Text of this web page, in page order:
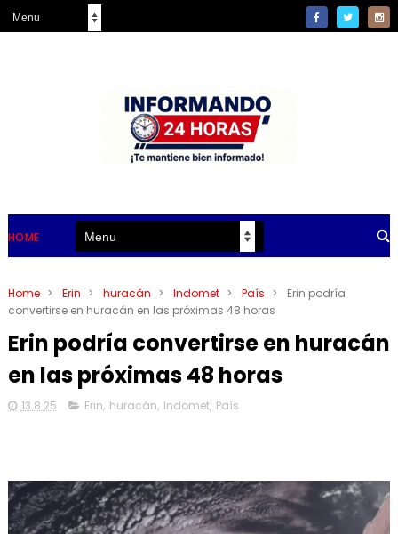
HOME
Home > Erin > huracán > Indomet > País >
Erin podría
convertirse en huracán en las próximas 48 horas
Erin podría convertirse en huracán
en las próximas 48 horas
13.8.25 Erin, huracán, Indomet, País